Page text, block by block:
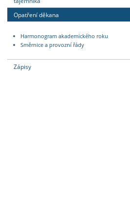
Opatření děkana
Harmonogram akademického roku
Směrnice a provozní řády
Zápisy